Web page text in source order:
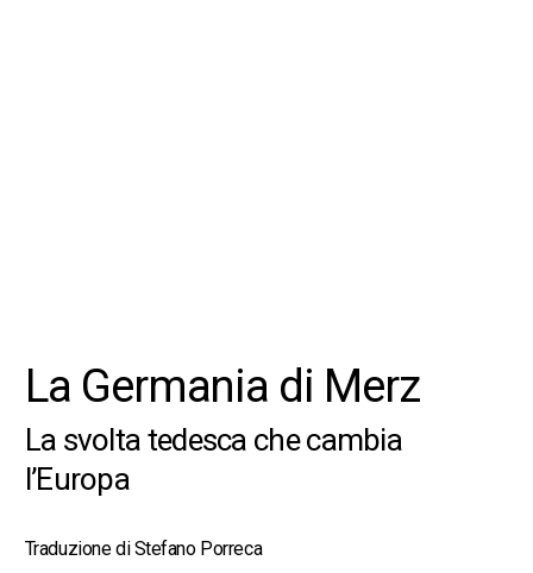
La Germania di Merz
La svolta tedesca che cambia
l’Europa
Traduzione di Stefano Porreca